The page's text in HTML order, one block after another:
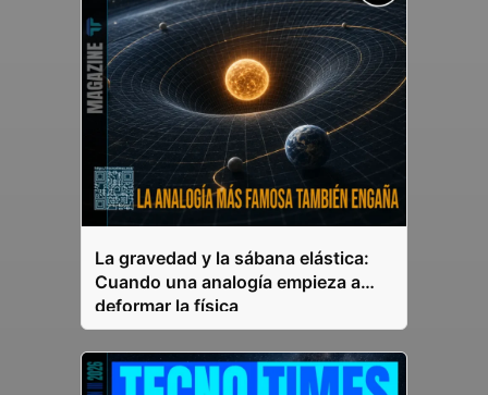
La gravedad y la sábana elástica:
Cuando una analogía empieza a
deformar la física